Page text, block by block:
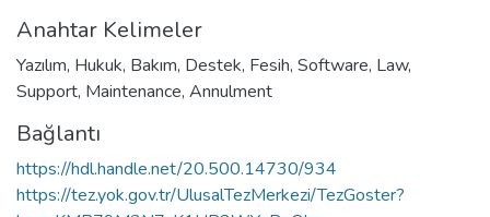
Anahtar Kelimeler
Yazılım, Hukuk, Bakım, Destek, Fesih, Software, Law,
Support, Maintenance, Annulment
Bağlantı
https://hdl.handle.net/20.500.14730/934
https://tez.yok.gov.tr/UlusalTezMerkezi/TezGoster?